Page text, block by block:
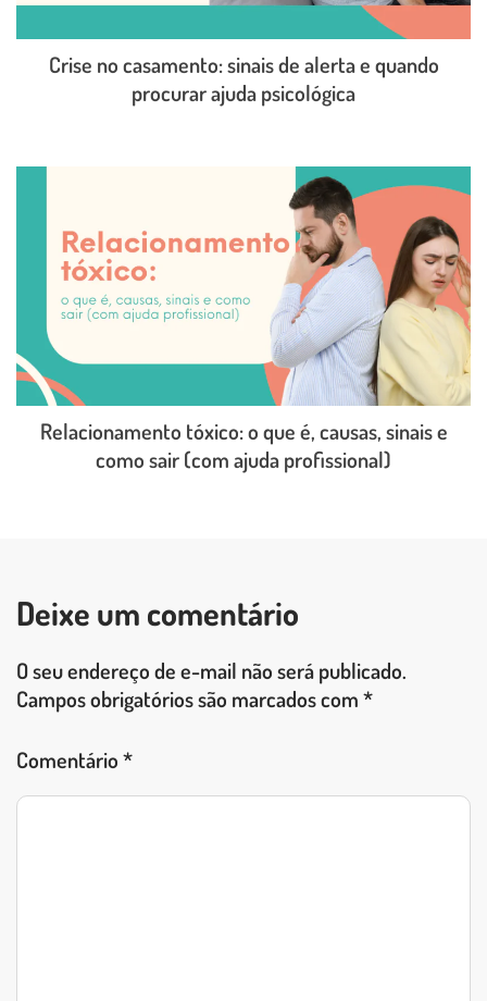
Crise no casamento: sinais de alerta e quando
procurar ajuda psicológica
Relacionamento tóxico: o que é, causas, sinais e
como sair (com ajuda profissional)
Deixe um comentário
O seu endereço de e-mail não será publicado.
Campos obrigatórios são marcados com*
Comentário*